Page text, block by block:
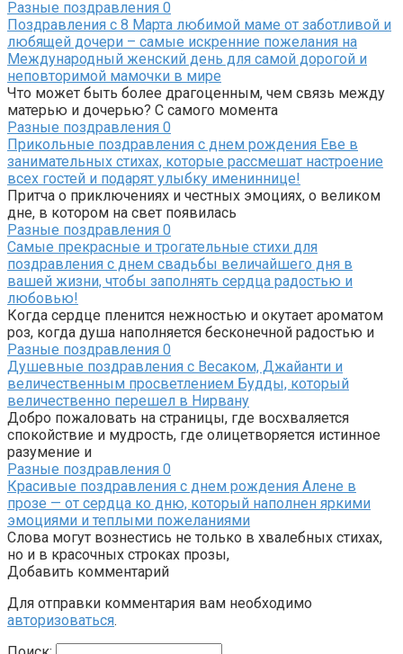
Разные поздравления 0
Поздравления с 8 Марта любимой маме от заботливой и
любящей дочери – самые искренние пожелания на
Международный женский день для самой дорогой и
неповторимой мамочки в мире
Что может быть более драгоценным, чем связь между
матерью и дочерью? С самого момента
Разные поздравления 0
Прикольные поздравления с днем рождения Еве в
занимательных стихах, которые рассмешат настроение
всех гостей и подарят улыбку имениннице!
Притча о приключениях и честных эмоциях, о великом
дне, в котором на свет появилась
Разные поздравления 0
Самые прекрасные и трогательные стихи для
поздравления с днем свадьбы величайшего дня в
вашей жизни, чтобы заполнять сердца радостью и
любовью!
Когда сердце пленится нежностью и окутает ароматом
роз, когда душа наполняется бесконечной радостью и
Разные поздравления 0
Душевные поздравления с Весаком, Джайанти и
величественным просветлением Будды, который
величественно перешел в Нирвану
Добро пожаловать на страницы, где восхваляется
спокойствие и мудрость, где олицетворяется истинное
разумение и
Разные поздравления 0
Красивые поздравления с днем рождения Алене в
прозе — от сердца ко дню, который наполнен яркими
эмоциями и теплыми пожеланиями
Слова могут вознестись не только в хвалебных стихах,
но и в красочных строках прозы,
Добавить комментарий
Для отправки комментария вам необходимо
авторизоваться.